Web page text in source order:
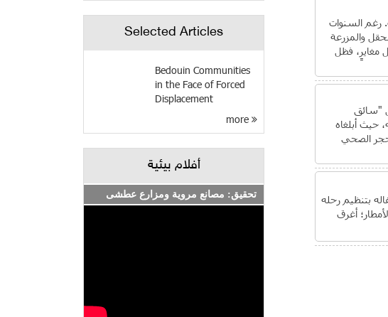
سجون الاحتلال. رغم السنوات
والمزرعة
مغايرٍ، فظل
"سائق
حيث أبلغاه
الصحي
بتنظيم رحله
أغرق
Selected Articles
Bedouin Communities
in the Face of Forced
Displacement
أفلام بيئية
تحقيق: مصانع مروية ومزارع عطشى